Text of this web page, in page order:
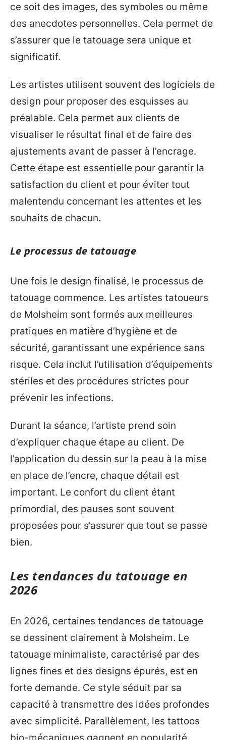
ce soit des images, des symboles ou même
des anecdotes personnelles. Cela permet de
s’assurer que le tatouage sera unique et
significatif.
Les artistes utilisent souvent des logiciels de
design pour proposer des esquisses au
préalable. Cela permet aux clients de
visualiser le résultat final et de faire des
ajustements avant de passer à l’encrage.
Cette étape est essentielle pour garantir la
satisfaction du client et pour éviter tout
malentendu concernant les attentes et les
souhaits de chacun.
Le processus de tatouage
Une fois le design finalisé, le processus de
tatouage commence. Les artistes tatoueurs
de Molsheim sont formés aux meilleures
pratiques en matière d’hygiène et de
sécurité, garantissant une expérience sans
risque. Cela inclut l’utilisation d’équipements
stériles et des procédures strictes pour
prévenir les infections.
Durant la séance, l’artiste prend soin
d’expliquer chaque étape au client. De
l’application du dessin sur la peau à la mise
en place de l’encre, chaque détail est
important. Le confort du client étant
primordial, des pauses sont souvent
proposées pour s’assurer que tout se passe
bien.
Les tendances du tatouage en
2026
En 2026, certaines tendances de tatouage
se dessinent clairement à Molsheim. Le
tatouage minimaliste, caractérisé par des
lignes fines et des designs épurés, est en
forte demande. Ce style séduit par sa
capacité à transmettre des idées profondes
avec simplicité. Parallèlement, les tattoos
bio-mécaniques gagnent en popularité,